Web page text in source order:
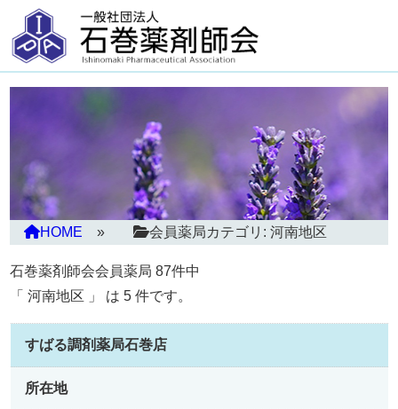
HOME 会員薬局カテゴリ:河南地区
石巻薬剤師会会員薬局 87件中
「 河南地区 」 は 5 件です。
すばる調剤薬局石巻店
所在地